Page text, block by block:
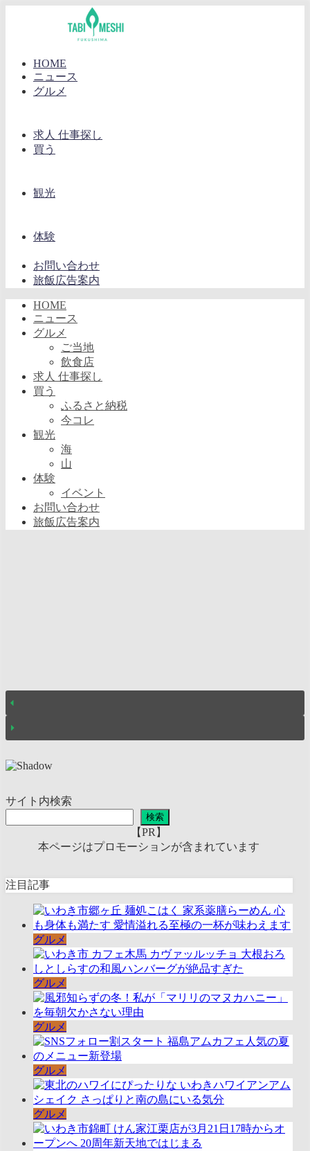
HOME
ニュース
グルメ
求人 仕事探し
買う
観光
体験
お問い合わせ
旅飯広告案内
HOME
ニュース
グルメ
ご当地
飲食店
求人 仕事探し
買う
ふるさと納税
今コレ
観光
海
山
体験
イベント
お問い合わせ
旅飯広告案内
サイト内検索
検索
【PR】
本ページはプロモーションが含まれています
注目記事
グルメ
グルメ
グルメ
グルメ
グルメ